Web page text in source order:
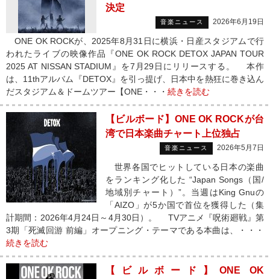
決定
音楽ニュース 2026年6月19日
ONE OK ROCKが、2025年8月31日に横浜・日産スタジアムで行
われたライブの映像作品『ONE OK ROCK DETOX JAPAN TOUR
2025 AT NISSAN STADIUM』を7月29日にリリースする。 本作
は、11thアルバム『DETOX』を引っ提げ、日本中を熱狂に巻き込ん
だスタジアム＆ドームツアー【ONE・・・ 続きを読む
【ビルボード】ONE OK ROCKが台
湾で日本楽曲チャート上位独占
音楽ニュース 2026年5月7日
世界各国でヒットしている日本の楽曲
をランキング化した “Japan Songs（国/
地域別チャート）”。当週はKing Gnuの
「AIZO」が5か国で首位を獲得した（集
計期間：2026年4月24日～4月30日）。 TVアニメ『呪術廻戦』第
3期「死滅回游 前編」オープニング・テーマである本曲は、・・・
続きを読む
【ビルボード】ONE OK